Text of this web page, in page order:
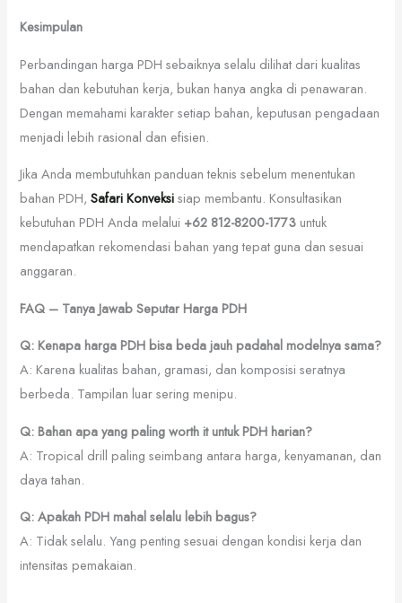
Kesimpulan
Perbandingan harga PDH sebaiknya selalu dilihat dari kualitas
bahan dan kebutuhan kerja, bukan hanya angka di penawaran.
Dengan memahami karakter setiap bahan, keputusan pengadaan
menjadi lebih rasional dan efisien.
Jika Anda membutuhkan panduan teknis sebelum menentukan
bahan PDH,Safari Konveksisiap membantu. Konsultasikan
kebutuhan PDH Anda melalui +62 812-8200-1773 untuk
mendapatkan rekomendasi bahan yang tepat guna dan sesuai
anggaran.
FAQ – Tanya Jawab Seputar Harga PDH
Q: Kenapa harga PDH bisa beda jauh padahal modelnya sama?
A: Karena kualitas bahan, gramasi, dan komposisi seratnya
berbeda. Tampilan luar sering menipu.
Q: Bahan apa yang paling worth it untuk PDH harian?
A: Tropical drill paling seimbang antara harga, kenyamanan, dan
daya tahan.
Q: Apakah PDH mahal selalu lebih bagus?
A: Tidak selalu. Yang penting sesuai dengan kondisi kerja dan
intensitas pemakaian.